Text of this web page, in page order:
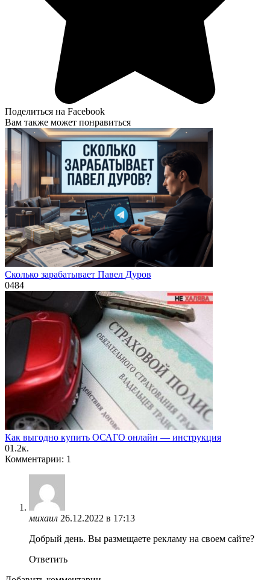
Поделиться на Facebook
Вам также может понравиться
Сколько зарабатывает Павел Дуров
0484
Как выгодно купить ОСАГО онлайн — инструкция
01.2к.
Комментарии: 1
михаил 26.12.2022 в 17:13
Добрый день. Вы размещаете рекламу на своем сайте?
Ответить